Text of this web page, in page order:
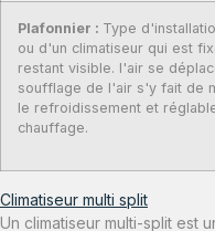
Plafonnier : Type
ou d'un climatiseur qui est
restant visible. l'air se
soufflage de l'air s'y fait de
le refroidissement et
chauffage.
Climatiseur multi split
Un climatiseur multi-split est